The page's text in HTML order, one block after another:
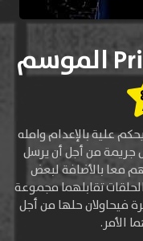
مسلسل Prison Break الموسم
علية بالإعدام وامله
جريمة من أجل أن يرسل
معا بالأضافة لبعض
تقابلهما مجموعة
فيحاولان حلها من أجل
الأمر.